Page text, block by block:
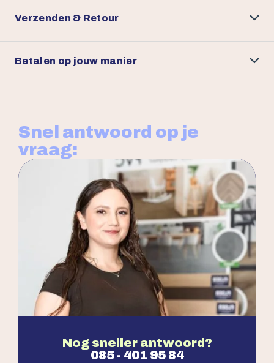
Verzenden & Retour
Betalen op jouw manier
Snel antwoord op je
vraag:
Nog sneller antwoord?
085 - 401 95 84